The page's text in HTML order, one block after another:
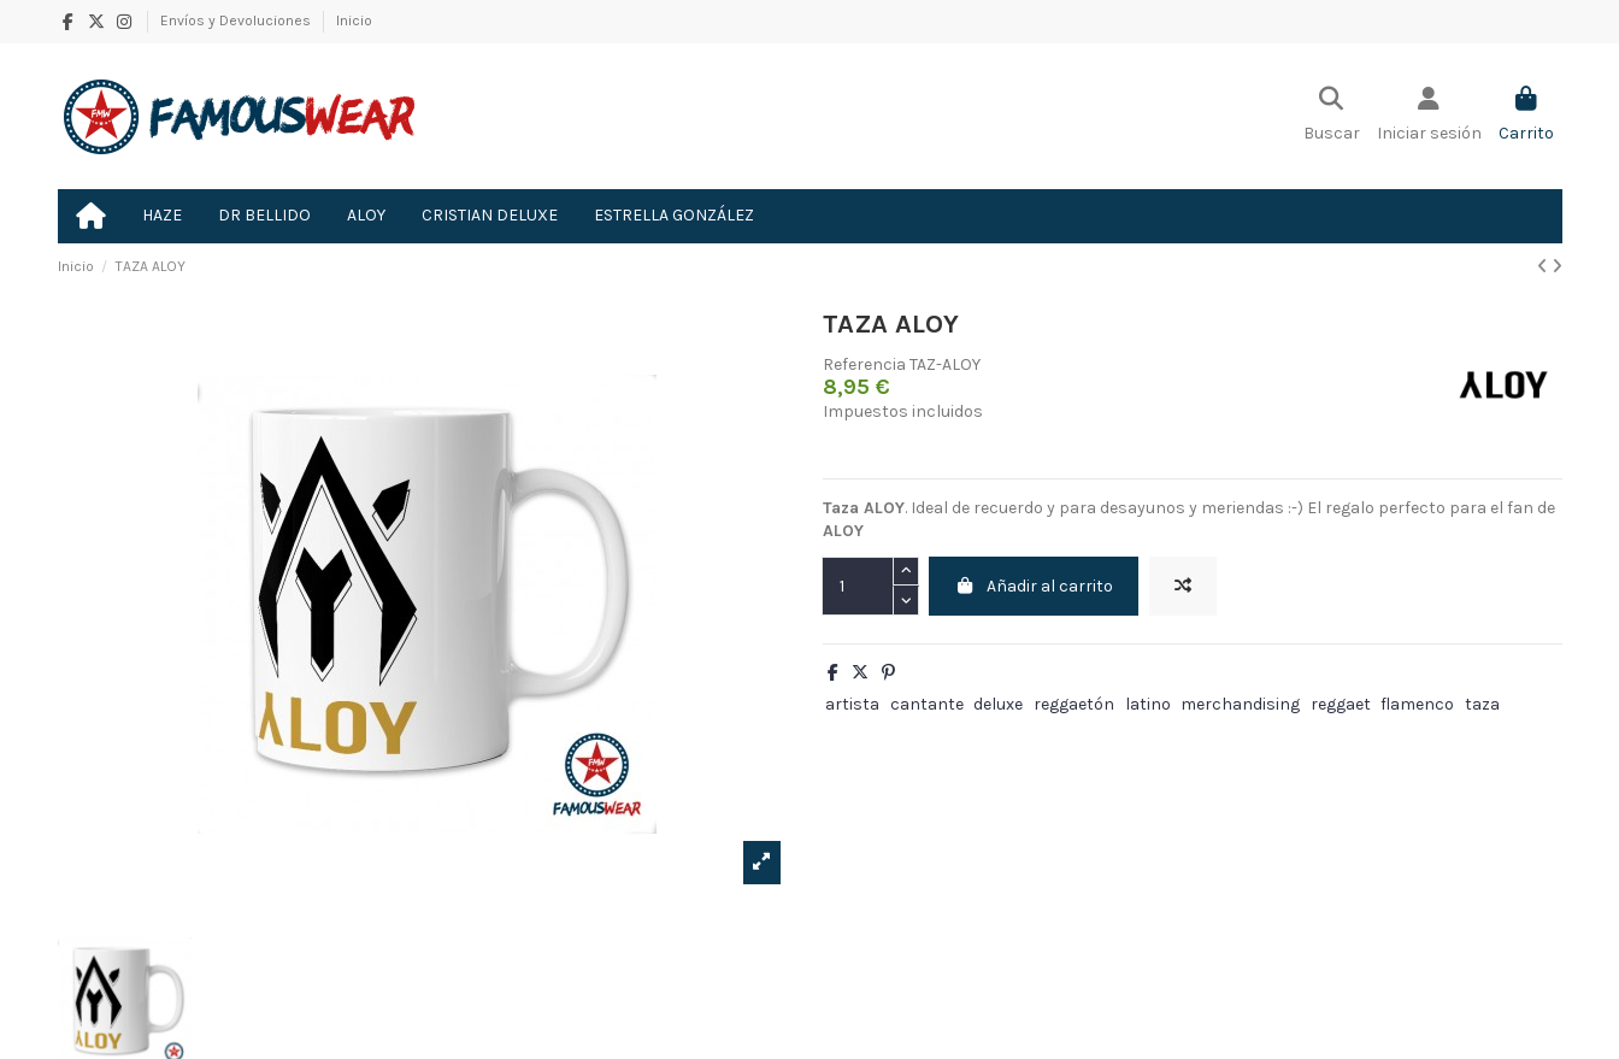
Envíos y Devoluciones Inicio
Buscar Iniciar sesión Carrito
HAZE DR BELLIDO ALOY CRISTIAN DELUXE ESTRELLA GONZÁLEZ
Inicio TAZA ALOY
TAZA ALOY
Referencia TAZ-ALOY
8,95 €
Impuestos incluidos
Taza ALOY. Ideal de recuerdo y para desayunos y meriendas :-) El regalo perfecto para el fan de
ALOY
Añadir al carrito
artista cantante deluxe reggaetón latino merchandising reggaet flamenco taza